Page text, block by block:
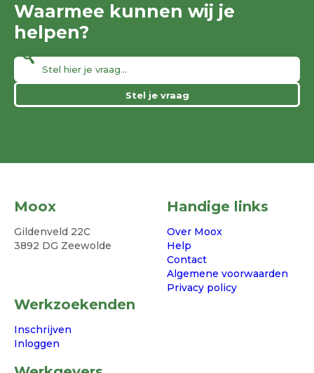
Waarmee kunnen wij je
helpen?
Stel je vraag
Moox
Gildenveld 22C
3892 DG Zeewolde
Handige links
Over Moox
Help
Contact
Algemene voorwaarden
Privacy policy
Werkzoekenden
Inschrijven
Inloggen